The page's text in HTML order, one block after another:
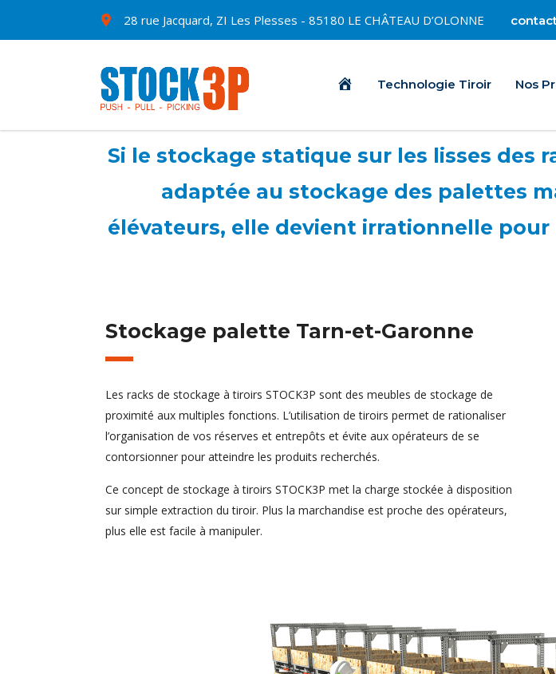
28 rue Jacquard, ZI Les Plesses - 85180 LE CHÂTEAU D’OLONNE
AccueilTechnologie Tiroir Nos
Si le stockage statique sur les lisses des
adaptée au stockage des palettes
élévateurs, elle devient irrationnelle
Stockage palette Tarn-et-Garonne
Les racks de stockage à tiroirs STOCK3P sont des meubles de stockage de
proximité aux multiples fonctions. L’utilisation de tiroirs permet de rationaliser
l’organisation de vos réserves et entrepôts et évite aux opérateurs de se
contorsionner pour atteindre les produits recherchés.
Ce concept de stockage à tiroirs STOCK3P met la charge stockée à disposition
sur simple extraction du tiroir. Plus la marchandise est proche des opérateurs,
plus elle est facile à manipuler.